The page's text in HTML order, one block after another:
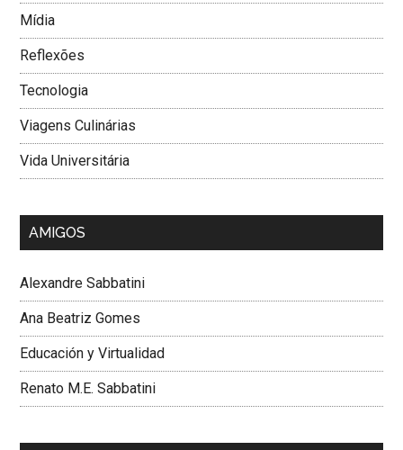
Mí­dia
Reflexões
Tecnologia
Viagens Culinárias
Vida Universitária
AMIGOS
Alexandre Sabbatini
Ana Beatriz Gomes
Educación y Virtualidad
Renato M.E. Sabbatini